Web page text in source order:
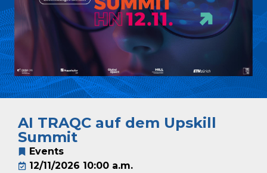
AI TRAQC auf dem Upskill
Summit
Events
12/11/2026 10:00 a.m.